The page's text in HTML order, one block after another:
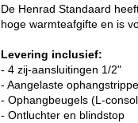
De Henrad Standaard
hoge warmteafgifte en is
Levering inclusief:
- 4 zij-aansluitingen 1/2"
- Aangelaste
- Ophangbeugels (L-
- Ontluchter en blindstop